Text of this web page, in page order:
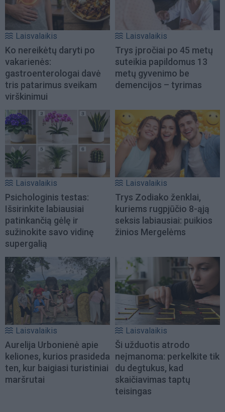
Laisvalaikis
Ko nereikėtų daryti po
vakarienės:
gastroenterologai davė
tris patarimus sveikam
virškinimui
Laisvalaikis
Trys įpročiai po 45 metų
suteikia papildomus 13
metų gyvenimo be
demencijos – tyrimas
Laisvalaikis
Psichologinis testas:
Išsirinkite labiausiai
patinkančią gėlę ir
sužinokite savo vidinę
supergalią
Laisvalaikis
Trys Zodiako ženklai,
kuriems rugpjūčio 8-ąją
seksis labiausiai: puikios
žinios Mergelėms
Laisvalaikis
Aurelija Urbonienė apie
keliones, kurios prasideda
ten, kur baigiasi turistiniai
maršrutai
Laisvalaikis
Ši užduotis atrodo
neįmanoma: perkelkite tik
du degtukus, kad
skaičiavimas taptų
teisingas